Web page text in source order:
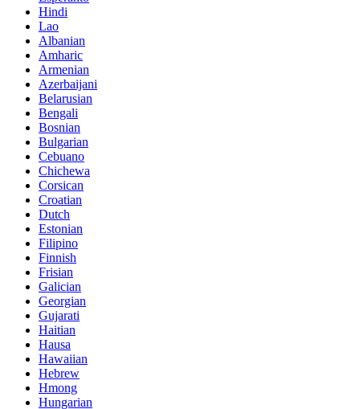
Hindi
Lao
Albanian
Amharic
Armenian
Azerbaijani
Belarusian
Bengali
Bosnian
Bulgarian
Cebuano
Chichewa
Corsican
Croatian
Dutch
Estonian
Filipino
Finnish
Frisian
Galician
Georgian
Gujarati
Haitian
Hausa
Hawaiian
Hebrew
Hmong
Hungarian